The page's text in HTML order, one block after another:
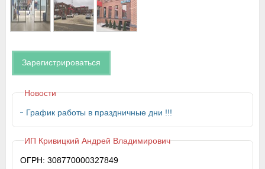
Зарегистрироваться
Новости
График работы в праздничные дни !!!
ИП Кривицкий Андрей Владимирович
ОГРН: 308770000327849